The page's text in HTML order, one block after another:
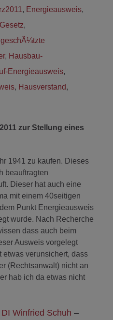
, Energieausweis,
,
, Hausbau-
Energieausweis,
, Hausverstand,
zur Stellung eines
1941 zu kaufen. Dieses
beauftragten
Dieser hat auch eine
mit einem 40seitigen
Punkt Energieausweis
wurde. Nach Recherche
dass auch beim
Ausweis vorgelegt
etwas verunsichert, dass
(Rechtsanwalt) nicht an
hab ich da etwas nicht
DI Winfried Schuh –